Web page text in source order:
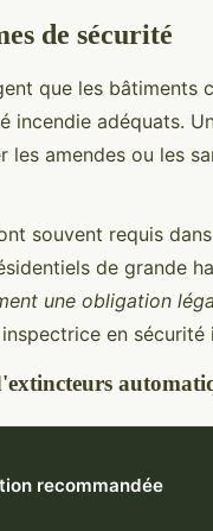
de sécurité
que les bâtiments
incendie adéquats.
amendes ou les
souvent requis
de grande
une obligation
en sécurité
recommandée